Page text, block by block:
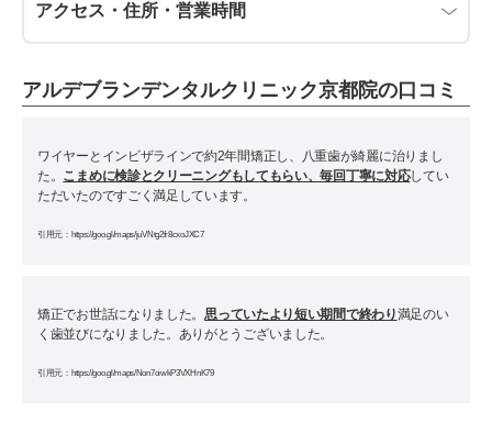
アクセス・住所・営業時間
アルデブランデンタルクリニック京都院の口コミ
ワイヤーとインビザラインで約2年間矯正し、八重歯が綺麗に治りまし
た。 こまめに検診とクリーニングもしてもらい、毎回丁寧に対応してい
ただいたのですごく満足しています。
引用元：https://goo.gl/maps/juVNtg2fr8cxoJXC7
矯正でお世話になりました。思っていたより短い期間で終わり満足のい
く歯並びになりました。ありがとうございました。
引用元：https://goo.gl/maps/Non7oiwkP3VXHnK79